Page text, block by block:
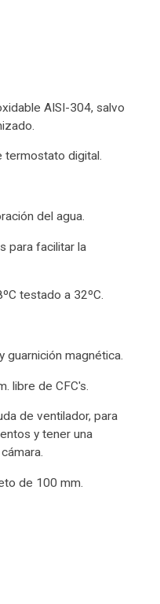
AISI-304, salvo
termostato digital.
del agua.
para facilitar la
testado a 32ºC.
guarnición magnética.
libre de CFC's.
de ventilador, para
y tener una
de 100 mm.